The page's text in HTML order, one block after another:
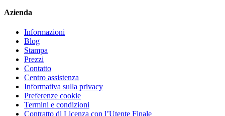
Azienda
Informazioni
Blog
Stampa
Prezzi
Contatto
Centro assistenza
Informativa sulla privacy
Preferenze cookie
Termini e condizioni
Contratto di Licenza con l’Utente Finale